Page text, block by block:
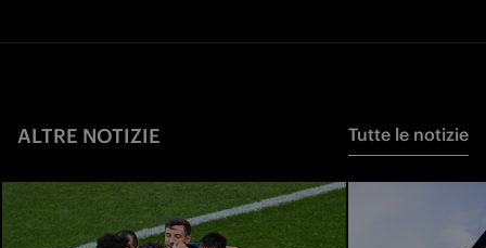
ALTRE NOTIZIE Tutte le notizie